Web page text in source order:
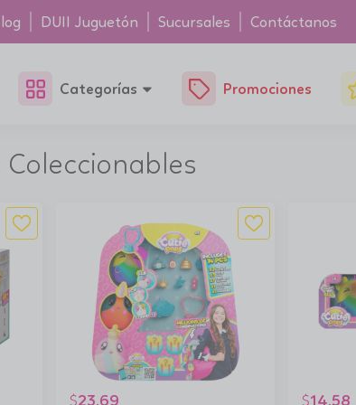
DUII Juguetón Sucursales Contáctanos
Categorías Promociones
Coleccionables
$23.69 $14.58